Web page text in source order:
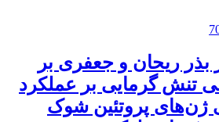
بذر ریحان و جعفری بر
تنش گرمایی بر عملکرد
ژن‌های پروتئین شوک